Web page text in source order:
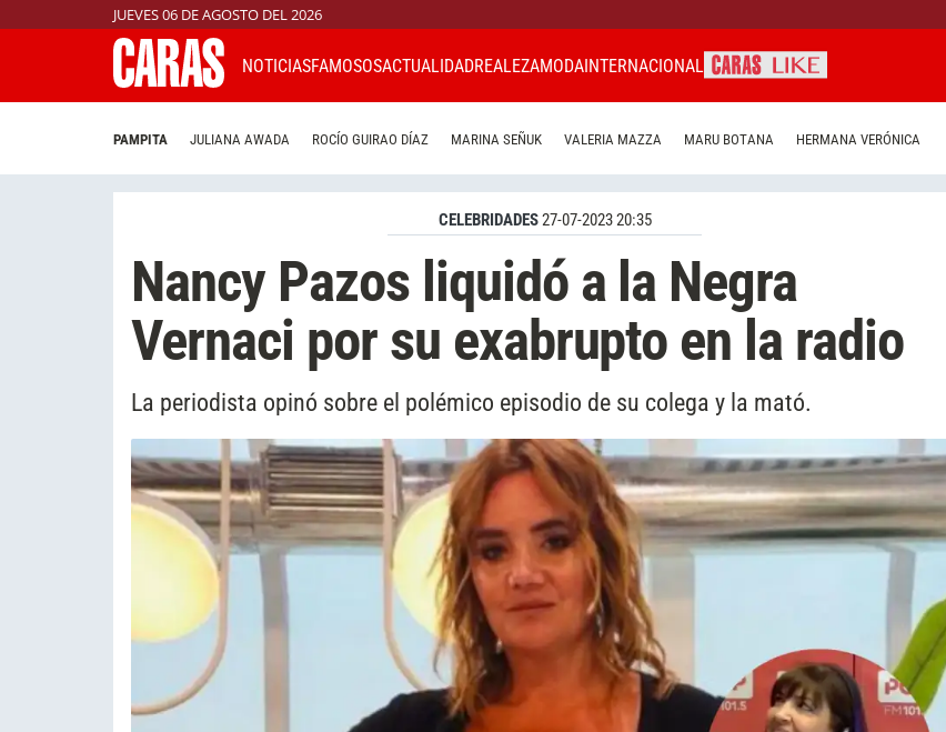
JUEVES 06 DE AGOSTO DEL 2026
NOTICIASFAMOSOSACTUALIDADREALEZAMODAINTERNACIONAL
PAMPITA JULIANA AWADA ROCÍO GUIRAO DÍAZ MARINA SEÑUK VALERIA MAZZA MARU BOTANA HERMANA VERÓNICA
CELEBRIDADES27-07-2023 20:35
Nancy Pazos liquidó a la Negra
Vernaci por su exabrupto en la radio
La periodista opinó sobre el polémico episodio de su colega y la mató.